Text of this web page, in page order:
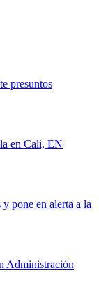
presuntos
en Cali, EN
pone en alerta a la
Administración